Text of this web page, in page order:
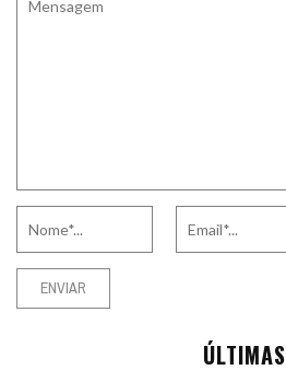
ÚLTIMAS